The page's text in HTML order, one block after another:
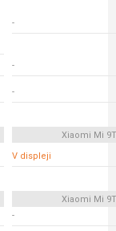
-
-
-
Xiaomi Mi 9T
V displeji
Xiaomi Mi 9T
-